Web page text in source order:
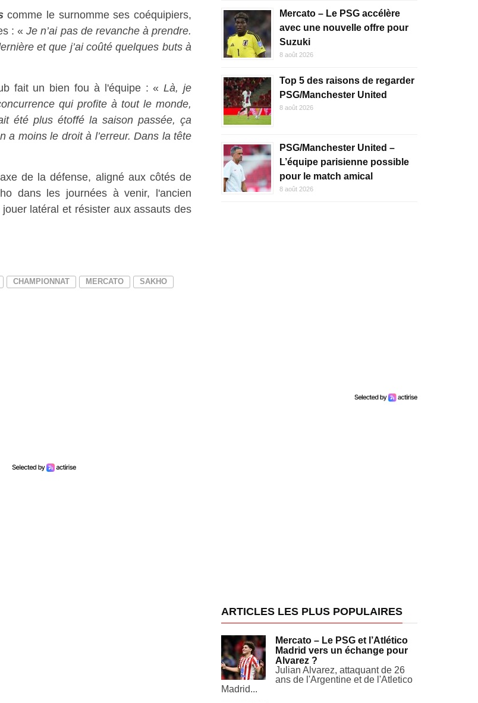
comme le surnomme ses coéquipiers,
: « Je n’ai pas de revanche à prendre.
et que j’ai coûté quelques buts à
fait un bien fou à l'équipe : «Là, je
qui profite à tout le monde,
été plus étoffé la saison passée, ça
a moins le droit à l’erreur. Dans la tête
de la défense, aligné aux côtés de
dans les journées à venir, l'ancien
latéral et résister aux assauts des
CHAMPIONNAT MERCATO SAKHO
Mercato – Le PSG accélère
avec une nouvelle offre pour
Suzuki
8 août 2026
Top 5 des raisons de regarder
PSG/Manchester United
8 août 2026
PSG/Manchester United –
L’équipe parisienne possible
pour le match amical
8 août 2026
ARTICLES LES PLUS POPULAIRES
Mercato – Le PSG et l’Atlético
Madrid vers un échange pour
Alvarez ?
Julian Alvarez, attaquant de 26
ans de l'Argentine et de l'Atletico
Madrid...